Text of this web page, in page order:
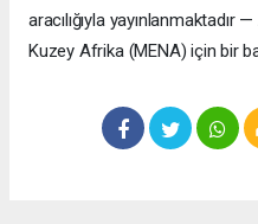
aracılığıyla yayınlanmaktadır
Kuzey Afrika (MENA) için bir